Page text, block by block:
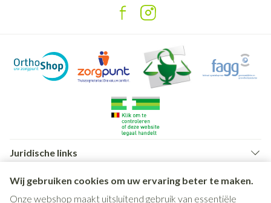
Wij gebruiken cookies om uw ervaring beter te maken.
Onze webshop maakt uitsluitend gebruik van essentiële
Juridische links